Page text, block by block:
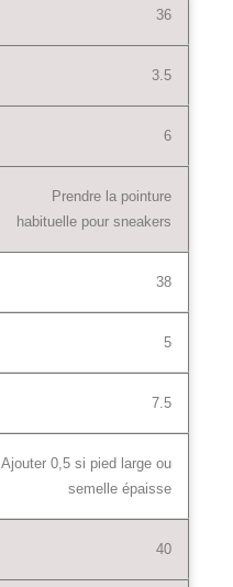
36
3.5
6
Prendre la pointure
habituelle pour sneakers
38
5
7.5
Ajouter 0,5 si pied large ou
semelle épaisse
40